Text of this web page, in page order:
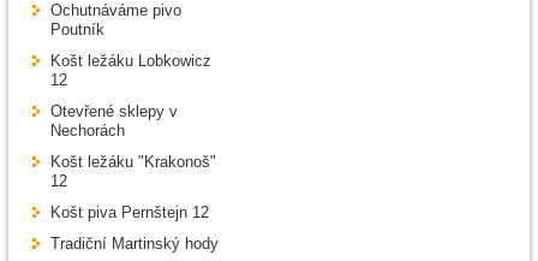
Ochutnáváme pivo
Poutník
Košt ležáku Lobkowicz
12
Otevřené sklepy v
Nechorách
Košt ležáku "Krakonoš"
12
Košt piva Pernštejn 12
Tradiční Martinský hody